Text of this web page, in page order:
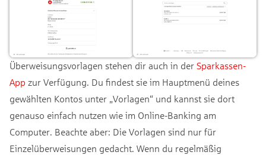
Überweisungsvorlagen stehen dir auch in der Sparkassen-
App zur Verfügung. Du findest sie im Hauptmenü deines
gewählten Kontos unter „Vorlagen“ und kannst sie dort
genauso einfach nutzen wie im Online-Banking am
Computer. Beachte aber: Die Vorlagen sind nur für
Einzelüberweisungen gedacht. Wenn du regelmäßig